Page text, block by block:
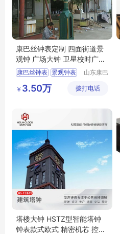
康巴丝钟表定制 四面街道景
观钟 广场大钟 卫星校时广告
创意立钟
康巴丝钟表 景观钟表
山东康巴
限公司
￥ 3.50万 拨打电话
塔楼大钟 HSTZ型智能塔钟
钟表款式欧式 精密机芯 控制